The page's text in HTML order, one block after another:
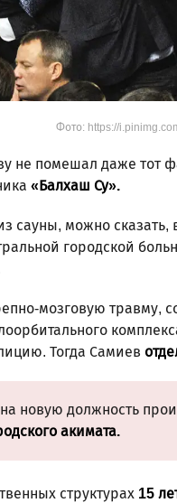
Фото: https://
не помешал даже тот
«Балхаш Су».
сауны, можно сказать,
городской
мозговую травму,
Тогда Самиев
новую должность
акимата.
структурах 15